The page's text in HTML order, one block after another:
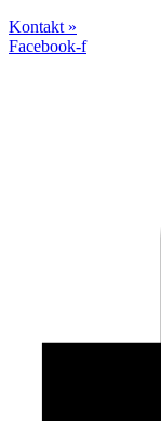
Kontakt »
Facebook-f